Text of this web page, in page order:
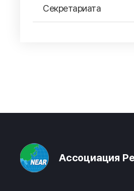
Секретариата
Ассоциация